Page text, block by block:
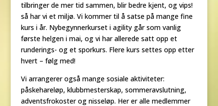
tilbringer de mer tid sammen, blir bedre kjent, og vips!
så har vi et miljø. Vi kommer til å satse på mange fine
kurs i år. Nybegynnerkurset i agility går som vanlig
første helgen i mai, og vi har allerede satt opp et
runderings- og et sporkurs. Flere kurs settes opp etter
hvert – følg med!
Vi arrangerer også mange sosiale aktiviteter:
påskehareløp, klubbmesterskap, sommeravslutning,
adventsfrokoster og nisseløp. Her er alle medlemmer